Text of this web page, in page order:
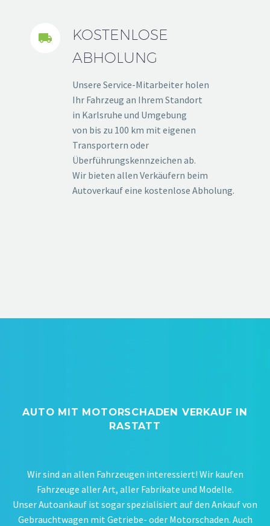


KOSTENLOSE
ABHOLUNG
Unsere Service-Mitarbeiter holen
Ihr Fahrzeug an Ihrem Standort
in Karlsruhe und Umgebung
von bis zu 100 km mit eigenen
Transportern oder
Überführungskennzeichen ab.
Wir bieten allen Verkäufern beim
Autoverkauf eine kostenlose Abholung.
AUTO MIT MOTORSCHADEN VERKAUF IN
RASTATT
Wir sind an allen Fahrzeugen interessiert! Wir kaufen
Fahrzeuge aller Art, aller Fabrikate und Modelle.
Unser Autoankauf ist sogar spezialisiert auf den Ankauf von
Gebrauchtwagen mit Getriebe- oder Motorschaden. Auch